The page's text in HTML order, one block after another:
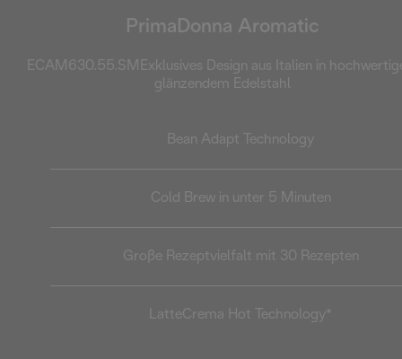
PrimaDonna Aromatic
ECAM630.55.SMExklusives Design aus Italien in
glänzendem Edelstahl
Bean Adapt Technology
Cold Brew in unter 5 Minuten
Große Rezeptvielfalt mit 30 Rezepten
LatteCrema Hot Technology*